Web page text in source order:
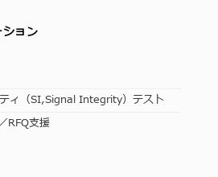
ョン
ィ（SI,Signal Integrity）テスト
RFQ支援